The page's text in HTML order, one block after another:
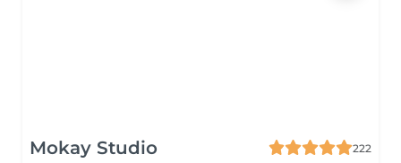
Mokay Studio
222